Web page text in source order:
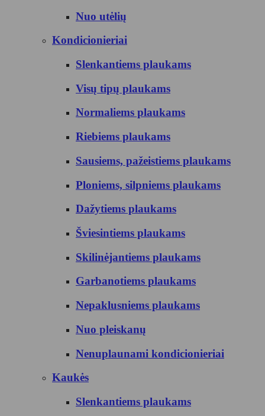
Nuo utėlių
Kondicionieriai
Slenkantiems plaukams
Visų tipų plaukams
Normaliems plaukams
Riebiems plaukams
Sausiems, pažeistiems plaukams
Ploniems, silpniems plaukams
Dažytiems plaukams
Šviesintiems plaukams
Skilinėjantiems plaukams
Garbanotiems plaukams
Nepaklusniems plaukams
Nuo pleiskanų
Nenuplaunami kondicionieriai
Kaukės
Slenkantiems plaukams